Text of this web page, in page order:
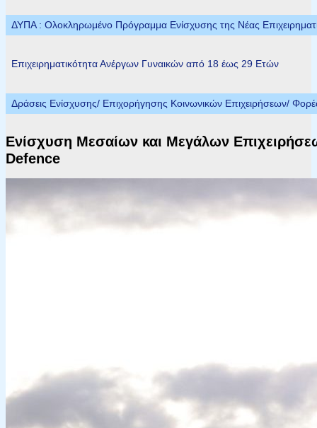
ΔΥΠΑ : Ολοκληρωμένο Πρόγραμμα Ενίσχυσης της Νέας
Επιχειρηματικότητα Ανέργων Γυναικών από 18 έως 29 Ετών
Δράσεις Ενίσχυσης/ Επιχορήγησης Κοινωνικών Επιχειρήσεων/
Ενίσχυση Μεσαίων και Μεγάλων
Defence